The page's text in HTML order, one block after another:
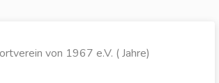
von 1967 e.V. ( Jahre)